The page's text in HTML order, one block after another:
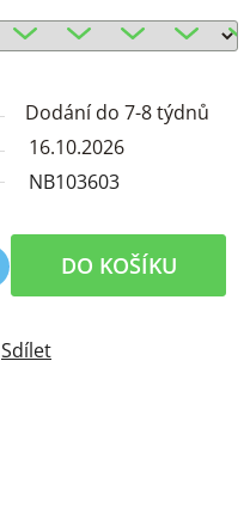
Dodání do 7-8 týdnů
16.10.2026
NB103603
DO KOŠÍKU
Sdílet